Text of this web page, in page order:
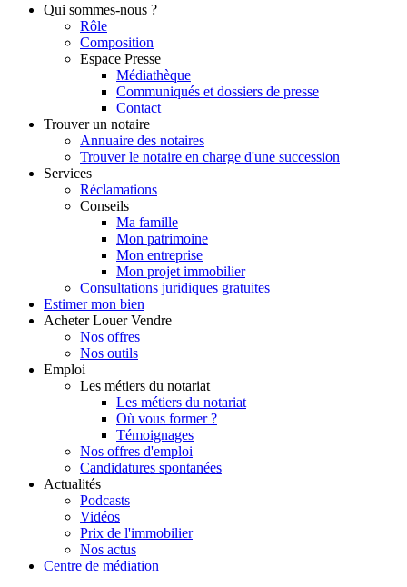
Qui sommes-nous ?
Rôle
Composition
Espace Presse
Médiathèque
Communiqués et dossiers de presse
Contact
Trouver un notaire
Annuaire des notaires
Trouver le notaire en charge d'une succession
Services
Réclamations
Conseils
Ma famille
Mon patrimoine
Mon entreprise
Mon projet immobilier
Consultations juridiques gratuites
Estimer mon bien
Acheter Louer Vendre
Nos offres
Nos outils
Emploi
Les métiers du notariat
Les métiers du notariat
Où vous former ?
Témoignages
Nos offres d'emploi
Candidatures spontanées
Actualités
Podcasts
Vidéos
Prix de l'immobilier
Nos actus
Centre de médiation